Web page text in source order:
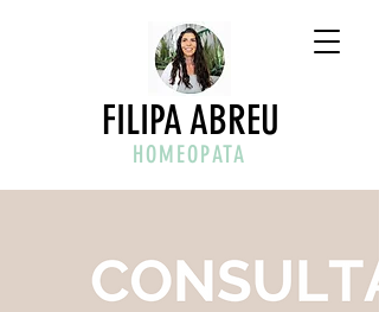
FILIPA ABREU
HOMEOPATA